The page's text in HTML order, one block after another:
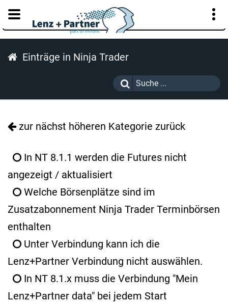
KUNDENPORTAL
Einträge in Ninja Trader
zur nächst höheren Kategorie zurück
In NT 8.1.1 werden die Futures nicht
angezeigt / aktualisiert
Welche Börsenplätze sind im
Zusatzabonnement Ninja Trader Terminbörsen
enthalten
Unter Verbindung kann ich die
Lenz+Partner Verbindung nicht auswählen.
In NT 8.1.x muss die Verbindung "Mein
Lenz+Partner data" bei jedem Start